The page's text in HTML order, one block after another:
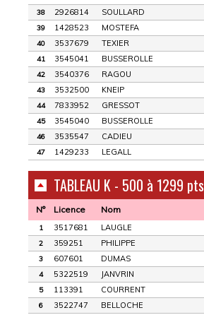
38 2926814 SOULLARD
39 1428523 MOSTEFA
40 3537679 TEXIER
41 3545041 BUSSEROLLE
42 3540376 RAGOU
43 3532500 KNEIP
44 7833952 GRESSOT
45 3545040 BUSSEROLLE
46 3535547 CADIEU
47 1429233 LEGALL
TABLEAU K - 500 à 1299 pts
N° Licence Nom
1 3517681 LAUGLE
2 359251 PHILIPPE
3 607601 DUMAS
4 5322519 JANVRIN
5 113391 COURRENT
6 3522747 BELLOCHE